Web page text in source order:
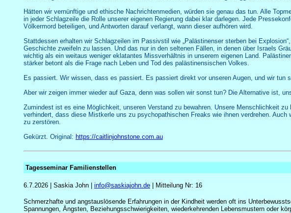
Hätten wir vernünftige und ethische Nachrichtenmedien, würden sie genau das tun. Alle
in jeder Schlagzeile die Rolle unserer eigenen Regierung dabei klar darlegen. Jede
Völkermord beteiligen, und Antworten darauf verlangt, wann dieser aufhören wird.
Stattdessen erhalten wir Schlagzeilen im Passivstil wie „Palästinenser sterben bei
Geschichte zweifeln zu lassen. Und das nur in den seltenen Fällen, in denen über Israels
wichtig als ein weitaus weniger eklatantes Missverhältnis in unserem eigenen Land.
stärker betont als die Frage nach Leben und Tod des palästinensischen Volkes.
Es passiert. Wir wissen, dass es passiert. Es passiert direkt vor unseren Augen, und wir
Aber wir zeigen immer wieder auf Gaza, denn was sollen wir sonst tun? Die Alternative ist,
Zumindest ist es eine Möglichkeit, unseren Verstand zu bewahren. Unsere Menschlichkeit
verhindert, dass diese Mistkerle uns zu psychopathischen Freaks wie ihnen verdrehen.
zu zerstören.
Gekürzt. Original: https://caitlinjohnstone.com.au
Tagesseminar Familienstellen
6.7.2026 | Saskia John | info@saskiajohn.de| Mitteilung Nr: 16
Schmerzhafte und angstauslösende Erfahrungen in der Kindheit werden oft ins
Spannungen, Ängsten, Beziehungsschwierigkeiten, wiederkehrenden Lebensmustern oder